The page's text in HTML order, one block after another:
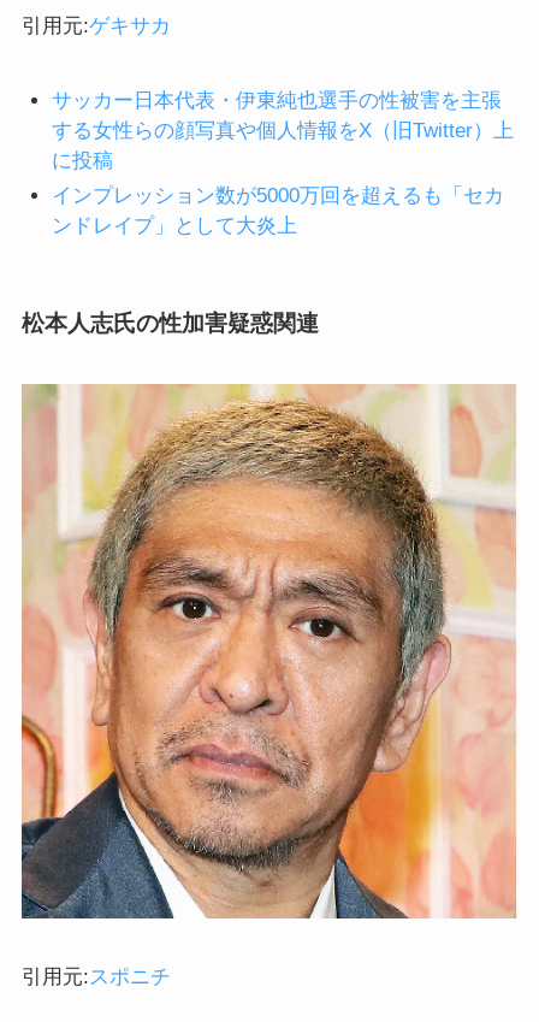
引用元:ゲキサカ
サッカー日本代表・伊東純也選手の性被害を主張
する女性らの顔写真や個人情報をX（旧Twitter）上
に投稿
インプレッション数が5000万回を超えるも「セカ
ンドレイプ」として大炎上
松本人志氏の性加害疑惑関連
引用元: スポニチ